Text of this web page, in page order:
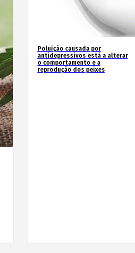
Poluição causada por
antidepressivos está a alterar
o comportamento e a
reprodução dos peixes